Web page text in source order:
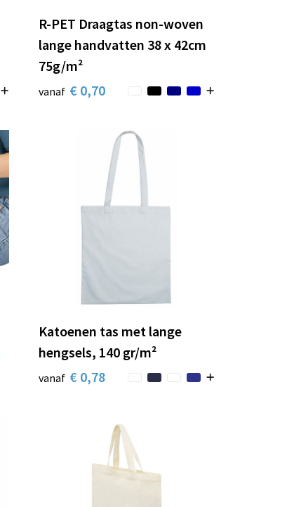
R-PET Draagtas non-woven
lange handvatten 38 x 42cm
75g/m²
vanaf € 0,70
Katoenen tas met lange
hengsels, 140 gr/m²
vanaf € 0,78